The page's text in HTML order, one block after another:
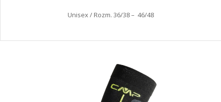
Unisex / Rozm. 36/38 – 46/48